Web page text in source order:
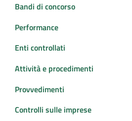
Bandi di concorso
Performance
Enti controllati
Attività e procedimenti
Provvedimenti
Controlli sulle imprese